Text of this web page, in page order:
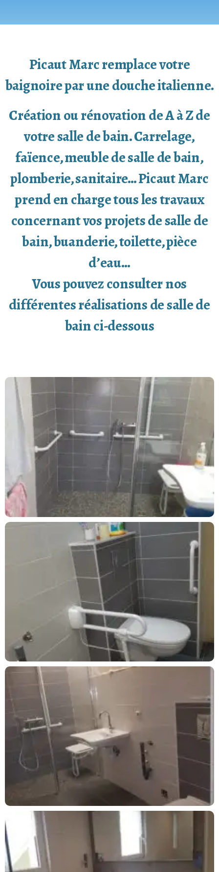
Picaut Marc remplace votre
baignoire par une douche italienne.
Création ou rénovation de A à Z de
votre salle de bain. Carrelage,
faïence, meuble de salle de bain,
plomberie, sanitaire… Picaut Marc
prend en charge tous les travaux
concernant vos projets de salle de
bain, buanderie, toilette, pièce
d’eau…
Vous pouvez consulter nos
différentes réalisations de salle de
bain ci-dessous